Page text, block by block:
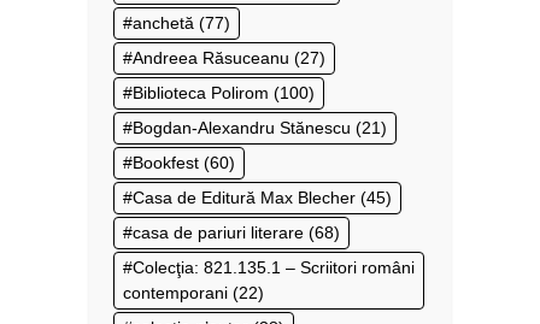
anchetă (77)
Andreea Răsuceanu (27)
Biblioteca Polirom (100)
Bogdan-Alexandru Stănescu (21)
Bookfest (60)
Casa de Editură Max Blecher (45)
casa de pariuri literare (68)
Colecţia: 821.135.1 – Scriitori români
contemporani (22)